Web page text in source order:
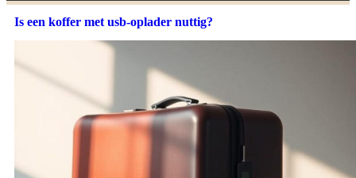
Is een koffer met usb-oplader nuttig?